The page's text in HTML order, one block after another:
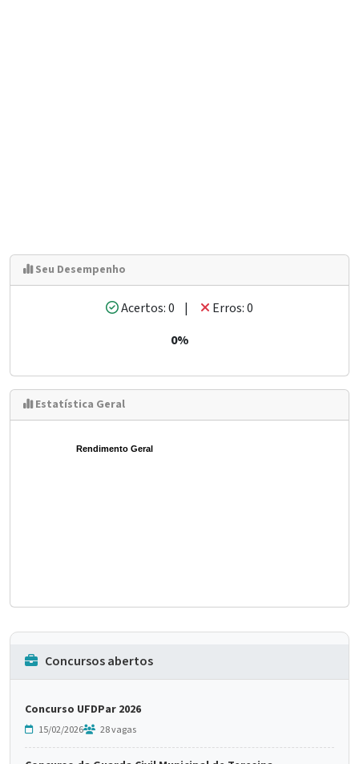
Seu Desempenho
Acertos: 0 |
Erros: 0
0%
Estatística Geral
Rendimento Geral
Concursos abertos
Concurso UFDPar 2026
15/02/2026 28 vagas